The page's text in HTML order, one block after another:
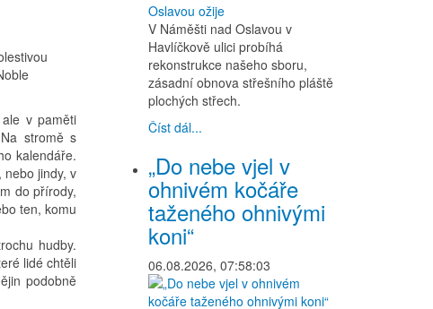
v paměti
stromě s
kalendáře.
jindy, v
do přírody,
ten, komu
hudby.
lidé chtěli
podobně
V Náměšti nad Oslavou v
Havlíčkově ulici probíhá
rekonstrukce našeho sboru,
zásadní obnova střešního pláště
plochých střech.
Číst dál...
„Do nebe vjel v
ohnivém kočáře
taženého ohnivými
koni“
06.08.2026, 07:58:03